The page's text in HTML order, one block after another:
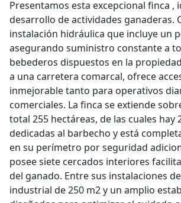
Presentamos esta excepcional finca ,
desarrollo de actividades ganaderas.
instalación hidráulica que incluye un
asegurando suministro constante a
bebederos dispuestos en la
a una carretera comarcal, ofrece
inmejorable tanto para operativos
comerciales. La finca se extiende
total 255 hectáreas, de las cuales hay
dedicadas al barbecho y está
en su perímetro por seguridad
posee siete cercados interiores
del ganado. Entre sus instalaciones
industrial de 250 m2 y un amplio